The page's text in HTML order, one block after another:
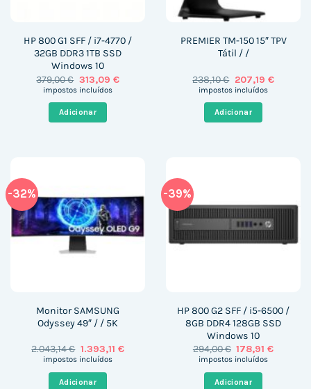
HP 800 G1 SFF / i7-4770 /
32GB DDR3 1TB SSD
Windows 10
379,00€ O
preço
era:
379,00 €.
313,09 €O
impostos incluídos
Adicionar
PREMIER TM-150 15″ TPV
Tátil / /
238,10€ O
preço
era:
238,10 €.
207,19 €O
impostos incluídos
Adicionar
-32%
Monitor SAMSUNG
Odyssey 49″ / / 5K
2.043,14€ O
preço
1.393,11 €O
impostos incluídos
Adicionar
-39%
HP 800 G2 SFF / i5-6500 /
8GB DDR4 128GB SSD
Windows 10
294,00€ O
preço
178,91€O
impostos incluídos
Adicionar